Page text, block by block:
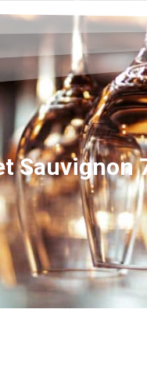
Sauvignon